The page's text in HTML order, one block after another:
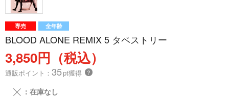
専売 全年齢
BLOOD ALONE REMIX 5 タペストリー
3,850円（税込）
通販ポイント： 35pt獲得 ？
╳ ：在庫なし